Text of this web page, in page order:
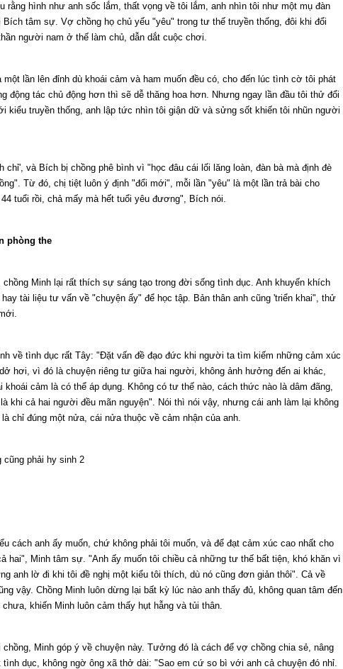
rằng hình như anh sốc lắm, thất vọng về tôi lắm, anh nhìn tôi như một mụ đàn
Bích tâm sự. Vợ chồng họ chủ yếu "yêu" trong tư thế truyền thống, đôi khi đổi
người nam ở thế làm chủ, dẫn dắt cuộc chơi.
lần lên đỉnh dù khoái cảm và ham muốn đều có, cho đến lúc tình cờ tôi phát
động tác chủ động hơn thì sẽ dễ thăng hoa hơn. Nhưng ngay lần đầu tôi thử đổi
kiểu truyền thống, anh lập tức nhìn tôi giận dữ và sửng sốt khiến tôi nhũn người
chỉ', và Bích bị chồng phê bình vì "học đâu cái lối lăng loàn, đàn bà mà định đè
Từ đó, chị tiệt luôn ý định "đổi mới", mỗi lần "yêu" là một lần trả bài cho
tuổi rồi, chả mấy mà hết tuổi yêu đương", Bích nói.
phòng the
chồng Minh lại rất thích sự sáng tạo trong đời sống tình dục. Anh khuyến khích
tài liệu tư vấn về "chuyện ấy" để học tập. Bản thân anh cũng 'triển khai", thử
về tình dục rất Tây: "Đặt vấn đề đạo đức khi người ta tìm kiếm những cảm xúc
hơi, vì đó là chuyện riêng tư giữa hai người, không ảnh hưởng đến ai khác,
khoái cảm là có thể áp dụng. Không có tư thế nào, cách thức nào là dâm đãng,
khi cả hai người đều mãn nguyện". Nói thì nói vậy, nhưng cái anh làm lại không
chỉ đúng một nửa, cái nửa thuộc về cảm nhận của anh.
cách anh ấy muốn, chứ không phải tôi muốn, và để đạt cảm xúc cao nhất cho
hai", Minh tâm sự. "Anh ấy muốn tôi chiều cả những tư thế bất tiện, khó khăn vì
anh lờ đi khi tôi đề nghị một kiểu tôi thích, dù nó cũng đơn giản thôi". Cả về
vậy. Chồng Minh luôn dừng lại bất kỳ lúc nào anh thấy đủ, không quan tâm đến
khiến Minh luôn cảm thấy hụt hẫng và tủi thân.
Minh góp ý về chuyện này. Tưởng đó là cách để vợ chồng chia sẻ, nâng
dục, không ngờ ông xã thở dài: "Sao em cứ so bì với anh cả chuyện đó nhỉ.